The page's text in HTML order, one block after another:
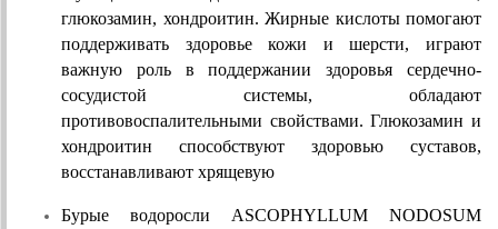
глюкозамин, хондроитин. Жирные кислоты помогают
поддерживать здоровье кожи и шерсти, играют
важную роль в поддержании здоровья сердечно-
сосудистой системы, обладают
противовоспалительными свойствами. Глюкозамин и
хондроитин способствуют здоровью суставов,
восстанавливают хрящевую
Бурые водоросли ASCOPHYLLUM NODOSUM